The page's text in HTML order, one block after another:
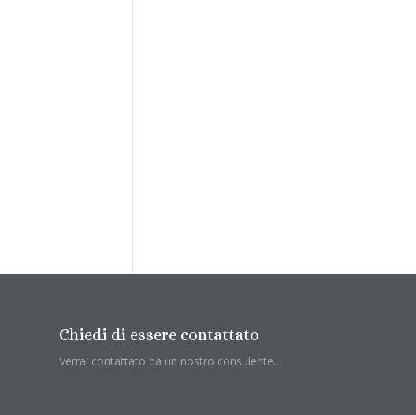
Chiedi di essere contattato
Verrai contattato da un nostro consulente…